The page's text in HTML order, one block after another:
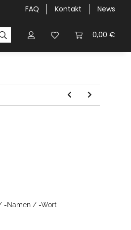
FAQ Kontakt News
0,00 €
-Namen / -Wort